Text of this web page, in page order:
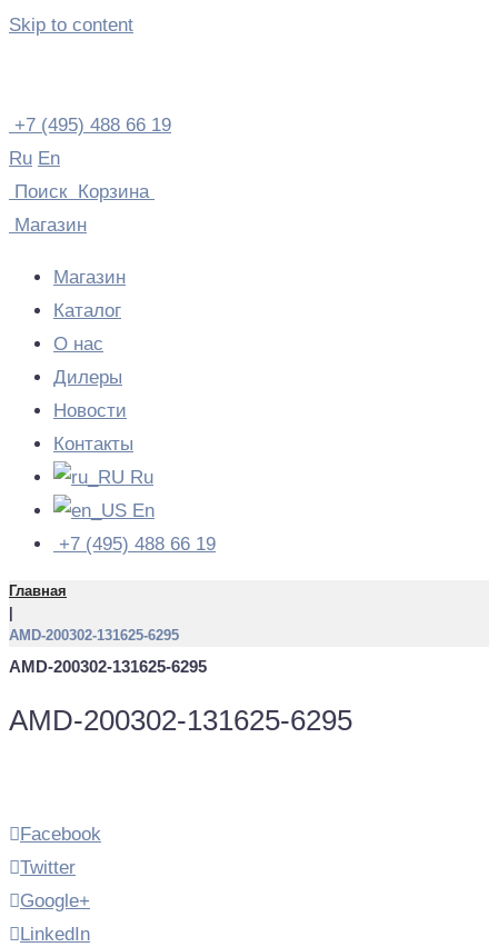
Skip to content
+7 (495) 488 66 19
Ru En
Поиск Корзина
Магазин
Магазин
Каталог
О нас
Дилеры
Новости
Контакты
Ru
En
+7 (495) 488 66 19
Главная
AMD-200302-131625-6295
AMD-200302-131625-6295
AMD-200302-131625-6295
Facebook
Twitter
Google+
LinkedIn